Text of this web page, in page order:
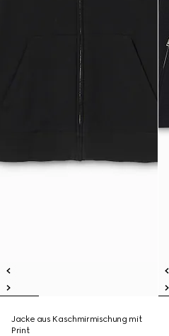
Jacke aus Kaschmirmischung mit
Print